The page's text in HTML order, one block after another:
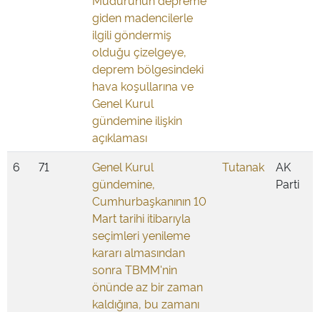
giden madencilerle
ilgili göndermiş
olduğu çizelgeye,
deprem bölgesindeki
hava koşullarına ve
Genel Kurul
gündemine ilişkin
açıklaması
6 71
Genel Kurul
gündemine,
Cumhurbaşkanının 10
Mart tarihi itibarıyla
seçimleri yenileme
kararı almasından
sonra TBMM'nin
önünde az bir zaman
kaldığına, bu zamanı
Tutanak
AK
Parti